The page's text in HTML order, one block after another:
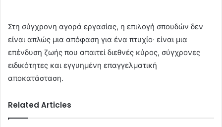
Στη σύγχρονη αγορά εργασίας, η επιλογή σπουδών δεν
είναι απλώς μια απόφαση για ένα πτυχίο· είναι μια
επένδυση ζωής που απαιτεί διεθνές κύρος, σύγχρονες
ειδικότητες και εγγυημένη επαγγελματική
αποκατάσταση.
Related Articles